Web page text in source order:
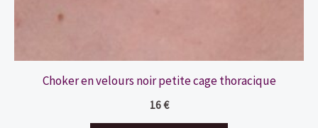
Choker en velours noir petite cage thoracique
16€